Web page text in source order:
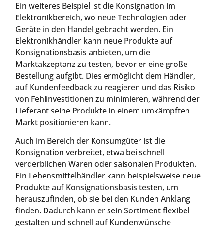
Ein weiteres Beispiel ist die Konsignation im
Elektronikbereich, wo neue Technologien oder
Geräte in den Handel gebracht werden. Ein
Elektronikhändler kann neue Produkte auf
Konsignationsbasis anbieten, um die
Marktakzeptanz zu testen, bevor er eine große
Bestellung aufgibt. Dies ermöglicht dem Händler,
auf Kundenfeedback zu reagieren und das Risiko
von Fehlinvestitionen zu minimieren, während der
Lieferant seine Produkte in einem umkämpften
Markt positionieren kann.
Auch im Bereich der Konsumgüter ist die
Konsignation verbreitet, etwa bei schnell
verderblichen Waren oder saisonalen Produkten.
Ein Lebensmittelhändler kann beispielsweise neue
Produkte auf Konsignationsbasis testen, um
herauszufinden, ob sie bei den Kunden Anklang
finden. Dadurch kann er sein Sortiment flexibel
gestalten und schnell auf Kundenwünsche